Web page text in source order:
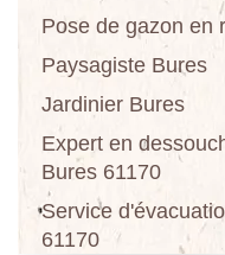
Pose de gazon en
Paysagiste Bures
Jardinier Bures
Expert en
Bures 61170
Service
61170